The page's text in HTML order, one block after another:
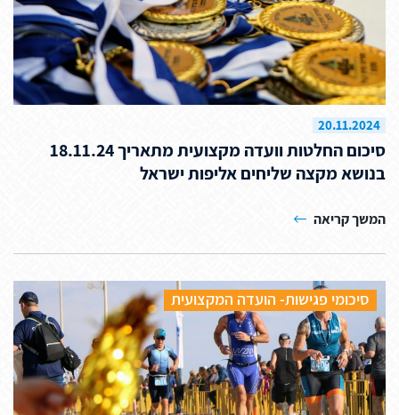
סיכום החלטות וועדה מקצועית מתאריך 18.11.24
בנושא מקצה שליחים אליפות ישראל
20.11.2024
המשך קריאה
סיכומי פגישות- הועדה המקצועית